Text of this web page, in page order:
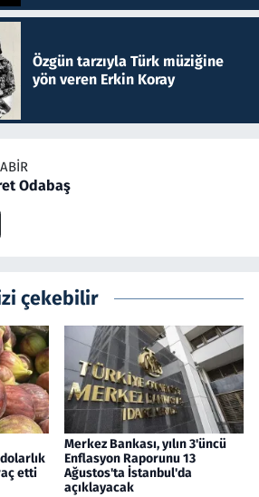
Özgün tarzıyla Türk müziğine
yön veren Erkin Koray
Odabaş
çekebilir
etti
Merkez Bankası, yılın 3'üncü
Enflasyon Raporunu 13
Ağustos'ta İstanbul'da
açıklayacak